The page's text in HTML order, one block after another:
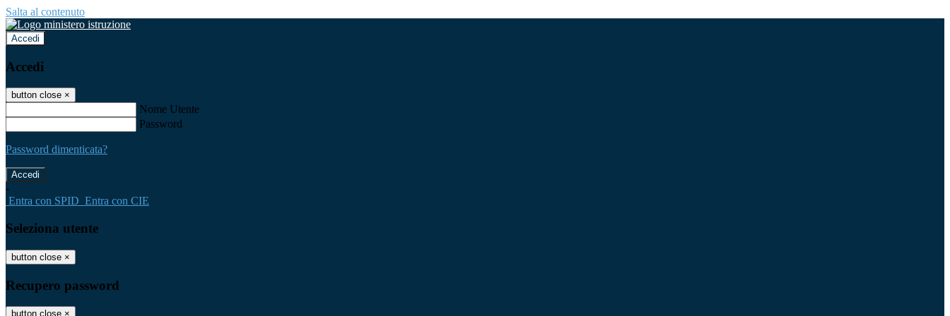
Salta al contenuto
Accedi
Accedi
button close ×
Nome Utente
Password
Password dimenticata?
-
Entra con SPID Entra con CIE
Seleziona utente
button close ×
Recupero password
button close ×